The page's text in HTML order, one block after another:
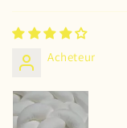
Acheteur